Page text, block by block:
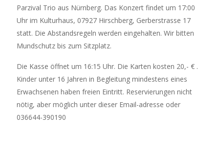
Parzival Trio aus Nürnberg. Das Konzert findet um 17:00
Uhr im Kulturhaus, 07927 Hirschberg, Gerberstrasse 17
statt. Die Abstandsregeln werden eingehalten. Wir bitten
Mundschutz bis zum Sitzplatz.
Die Kasse öffnet um 16:15 Uhr. Die Karten kosten 20,- € .
Kinder unter 16 Jahren in Begleitung mindestens eines
Erwachsenen haben freien Eintritt. Reservierungen nicht
nötig, aber möglich unter dieser Email-adresse oder
036644-390190